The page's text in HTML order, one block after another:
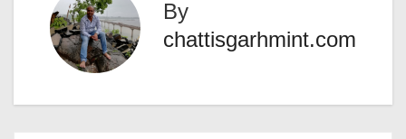
a
By
chattisgarhmint.com